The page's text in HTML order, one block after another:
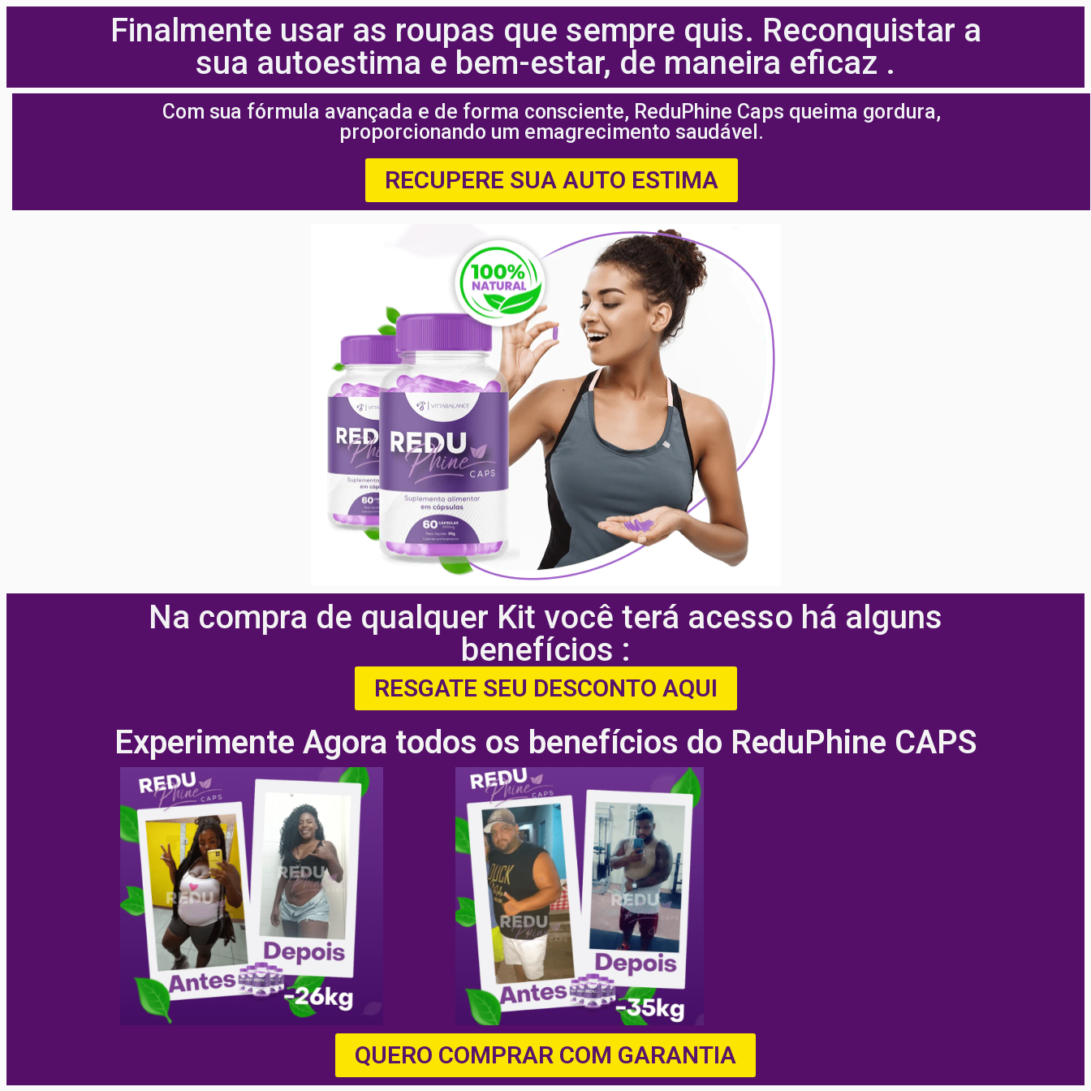
Finalmente usar as roupas que sempre quis. Reconquistar a
sua autoestima e bem-estar, de maneira eficaz .
Com sua fórmula avançada e de forma consciente, ReduPhine Caps queima gordura,
proporcionando um emagrecimento saudável.
RECUPERE SUA AUTO ESTIMA
Na compra de qualquer Kit você terá acesso há alguns
benefícios :
RESGATE SEU DESCONTO AQUI
Experimente Agora todos os benefícios do ReduPhine CAPS
QUERO COMPRAR COM GARANTIA